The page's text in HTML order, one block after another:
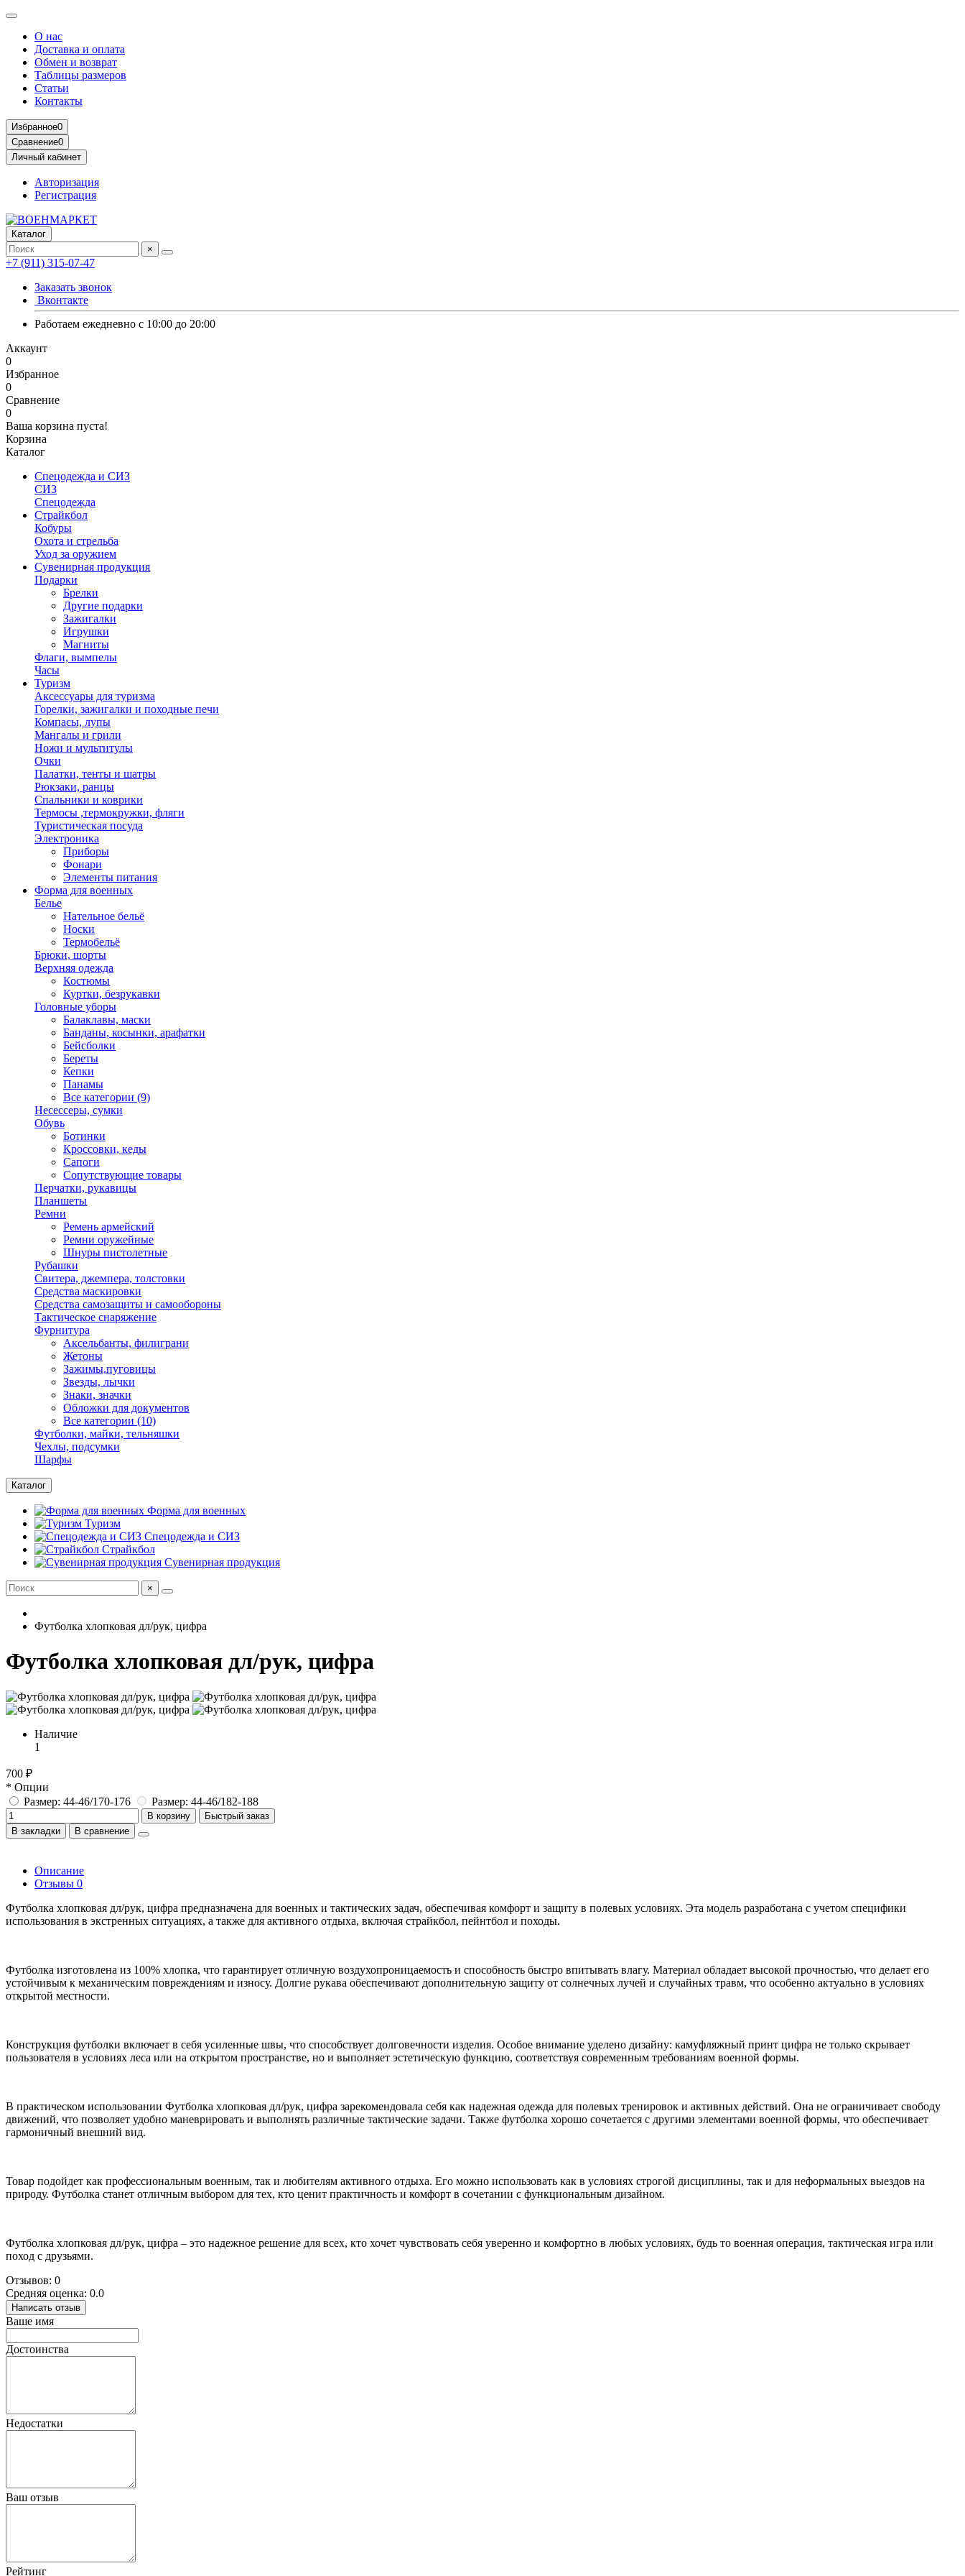
О нас
Доставка и оплата
Обмен и возврат
Таблицы размеров
Статьи
Контакты
Избранное0
Сравнение0
Личный кабинет
Авторизация
Регистрация
Каталог
×
+7 (911) 315-07-47
Заказать звонок
Вконтакте
Работаем ежедневно с 10:00 до 20:00
Аккаунт
0
Избранное
0
Сравнение
0
Ваша корзина пуста!
Корзина
Каталог
Спецодежда и СИЗ
СИЗ
Спецодежда
Страйкбол
Кобуры
Охота и стрельба
Уход за оружием
Сувенирная продукция
Подарки
Брелки
Другие подарки
Зажигалки
Игрушки
Магниты
Флаги, вымпелы
Часы
Туризм
Аксессуары для туризма
Горелки, зажигалки и походные печи
Компасы, лупы
Мангалы и грили
Ножи и мультитулы
Очки
Палатки, тенты и шатры
Рюкзаки, ранцы
Спальники и коврики
Термосы ,термокружки, фляги
Туристическая посуда
Электроника
Приборы
Фонари
Элементы питания
Форма для военных
Белье
Нательное бельё
Носки
Термобельё
Брюки, шорты
Верхняя одежда
Костюмы
Куртки, безрукавки
Головные уборы
Балаклавы, маски
Банданы, косынки, арафатки
Бейсболки
Береты
Кепки
Панамы
Все категории (9)
Несессеры, сумки
Обувь
Ботинки
Кроссовки, кеды
Сапоги
Сопутствующие товары
Перчатки, рукавицы
Планшеты
Ремни
Ремень армейский
Ремни оружейные
Шнуры пистолетные
Рубашки
Свитера, джемпера, толстовки
Средства маскировки
Средства самозащиты и самообороны
Тактическое снаряжение
Фурнитура
Аксельбанты, филиграни
Жетоны
Зажимы,пуговицы
Звезды, лычки
Знаки, значки
Обложки для документов
Все категории (10)
Футболки, майки, тельняшки
Чехлы, подсумки
Шарфы
Каталог
Форма для военных
Туризм
Спецодежда и СИЗ
Страйкбол
Сувенирная продукция
×
Футболка хлопковая дл/рук, цифра
Футболка хлопковая дл/рук, цифра
Наличие
1
700 ₽
* Опции
Размер: 44-46/170-176
Размер: 44-46/182-188
В корзину
Быстрый заказ
В закладки
В сравнение
Описание
Отзывы 0
Футболка хлопковая дл/рук, цифра предназначена для военных и тактических задач, обеспечивая комфорт и защиту в полевых условиях. Эта модель разработана с учетом специфики
использования в экстренных ситуациях, а также для активного отдыха, включая страйкбол, пейнтбол и походы.
Футболка изготовлена из 100% хлопка, что гарантирует отличную воздухопроницаемость и способность быстро впитывать влагу. Материал обладает высокой прочностью, что делает его
устойчивым к механическим повреждениям и износу. Долгие рукава обеспечивают дополнительную защиту от солнечных лучей и случайных травм, что особенно актуально в условиях
открытой местности.
Конструкция футболки включает в себя усиленные швы, что способствует долговечности изделия. Особое внимание уделено дизайну: камуфляжный принт цифра не только скрывает
пользователя в условиях леса или на открытом пространстве, но и выполняет эстетическую функцию, соответствуя современным требованиям военной формы.
В практическом использовании Футболка хлопковая дл/рук, цифра зарекомендовала себя как надежная одежда для полевых тренировок и активных действий. Она не ограничивает свободу
движений, что позволяет удобно маневрировать и выполнять различные тактические задачи. Также футболка хорошо сочетается с другими элементами военной формы, что обеспечивает
гармоничный внешний вид.
Товар подойдет как профессиональным военным, так и любителям активного отдыха. Его можно использовать как в условиях строгой дисциплины, так и для неформальных выездов на
природу. Футболка станет отличным выбором для тех, кто ценит практичность и комфорт в сочетании с функциональным дизайном.
Футболка хлопковая дл/рук, цифра – это надежное решение для всех, кто хочет чувствовать себя уверенно и комфортно в любых условиях, будь то военная операция, тактическая игра или
поход с друзьями.
Отзывов: 0
Средняя оценка: 0.0
Написать отзыв
Ваше имя
Достоинства
Недостатки
Ваш отзыв
Рейтинг